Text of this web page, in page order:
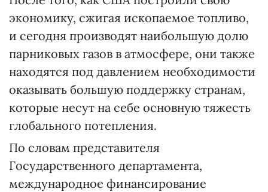
экономику, сжигая ископаемое топливо,
и сегодня производят наибольшую долю
парниковых газов в атмосфере, они также
находятся под давлением необходимости
оказывать большую поддержку странам,
которые несут на себе основную тяжесть
глобального потепления.
По словам представителя
Государственного департамента,
международное финансирование